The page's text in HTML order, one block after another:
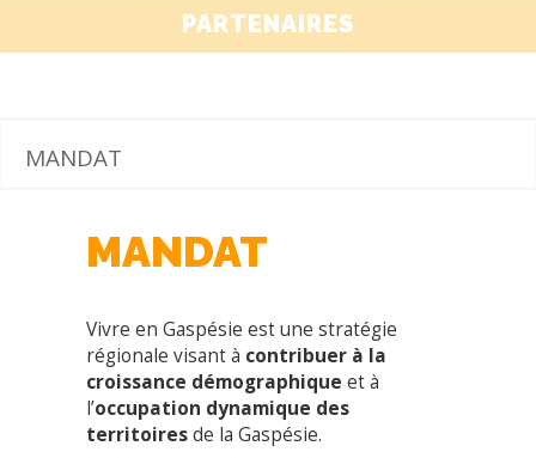
PARTENAIRES
MANDAT
MANDAT
Vivre en Gaspésie est une stratégie
régionale visant à contribuer à la
croissance démographique et à
l’occupation dynamique des
territoiresde la Gaspésie.